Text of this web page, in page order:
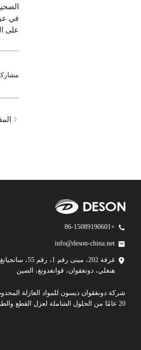
في
على
+86-15089190601
info@deson-china.net
غرفة 202، مبنى رقم 1، رقم 55،
هنغلي، دونغقوان، قوانغدونغ، الصين
شركة دونغقوان ديسون للمواد العازلة
20 عامًا من الحلول الشاملة لعزل القطع والطباعة